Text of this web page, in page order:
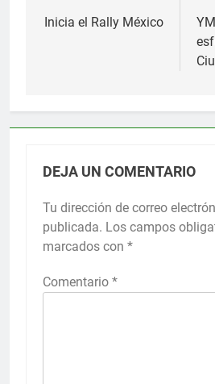
de
Inicia el Rally México
DEJA UN COMENTARIO
Tu dirección de correo
publicada. Los campos
marcados con *
Comentario *